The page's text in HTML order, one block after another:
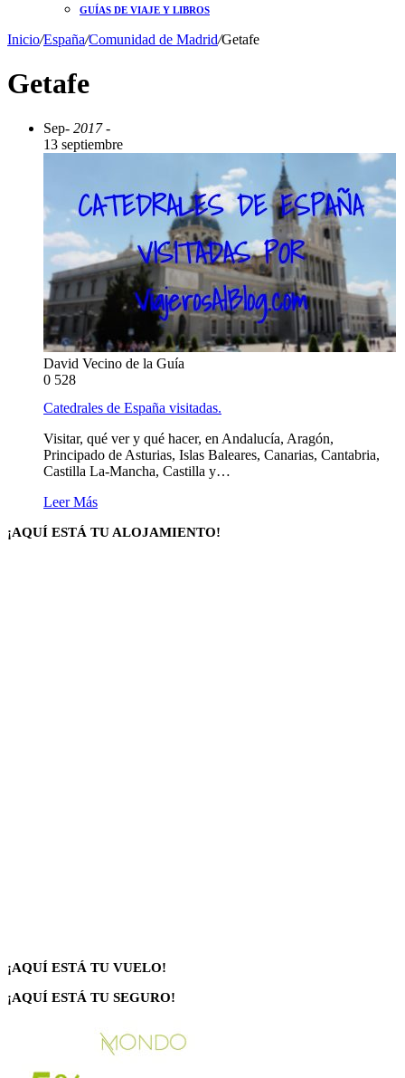
GUÍAS DE VIAJE Y LIBROS
Inicio/España/Comunidad de Madrid/Getafe
Getafe
Sep- 2017 -
13 septiembre
David Vecino de la Guía
0 528
Catedrales de España visitadas.
Visitar, qué ver y qué hacer, en Andalucía, Aragón,
Principado de Asturias, Islas Baleares, Canarias, Cantabria,
Castilla La-Mancha, Castilla y…
Leer Más
¡AQUÍ ESTÁ TU ALOJAMIENTO!
¡AQUÍ ESTÁ TU VUELO!
¡AQUÍ ESTÁ TU SEGURO!